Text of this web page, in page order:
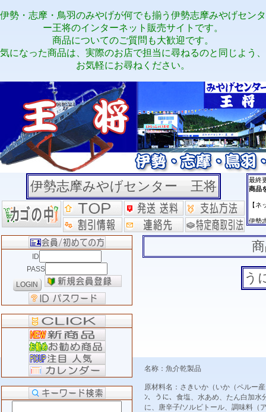
伊勢・志摩・鳥羽のみやげが何でも揃う伊勢志摩みやげセンタ
ー王将のインターネット販売サイトです。
商品についてのご質問も大歓迎です。
気になった商品は、実際のお店で担当に尋ねるのと同じよう、
お気軽にお尋ねください。
伊勢志摩みやげセンター 王将
ID
PASS
う
名称：魚介乾製品
原材料名：さきいか（いか（ペルー
ﾝ、うに、食塩、水あめ、たん白加水
に、唐辛子/ソルビトール、調味料（